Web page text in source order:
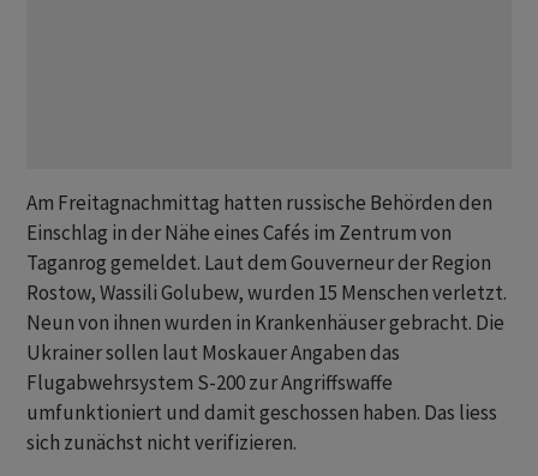
Am Freitagnachmittag hatten russische Behörden den
Einschlag in der Nähe eines Cafés im Zentrum von
Taganrog gemeldet. Laut dem Gouverneur der Region
Rostow, Wassili Golubew, wurden 15 Menschen verletzt.
Neun von ihnen wurden in Krankenhäuser gebracht. Die
Ukrainer sollen laut Moskauer Angaben das
Flugabwehrsystem S-200 zur Angriffswaffe
umfunktioniert und damit geschossen haben. Das liess
sich zunächst nicht verifizieren.